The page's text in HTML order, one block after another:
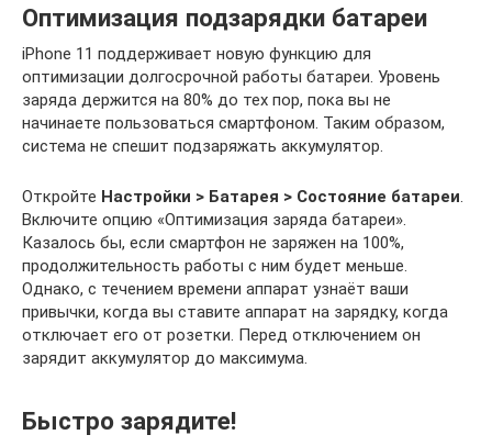
Оптимизация подзарядки батареи
iPhone 11 поддерживает новую функцию для
оптимизации долгосрочной работы батареи. Уровень
заряда держится на 80% до тех пор, пока вы не
начинаете пользоваться смартфоном. Таким образом,
система не спешит подзаряжать аккумулятор.
Откройте Настройки > Батарея > Состояние батареи.
Включите опцию «Оптимизация заряда батареи».
Казалось бы, если смартфон не заряжен на 100%,
продолжительность работы с ним будет меньше.
Однако, с течением времени аппарат узнаёт ваши
привычки, когда вы ставите аппарат на зарядку, когда
отключает его от розетки. Перед отключением он
зарядит аккумулятор до максимума.
Быстро зарядите!